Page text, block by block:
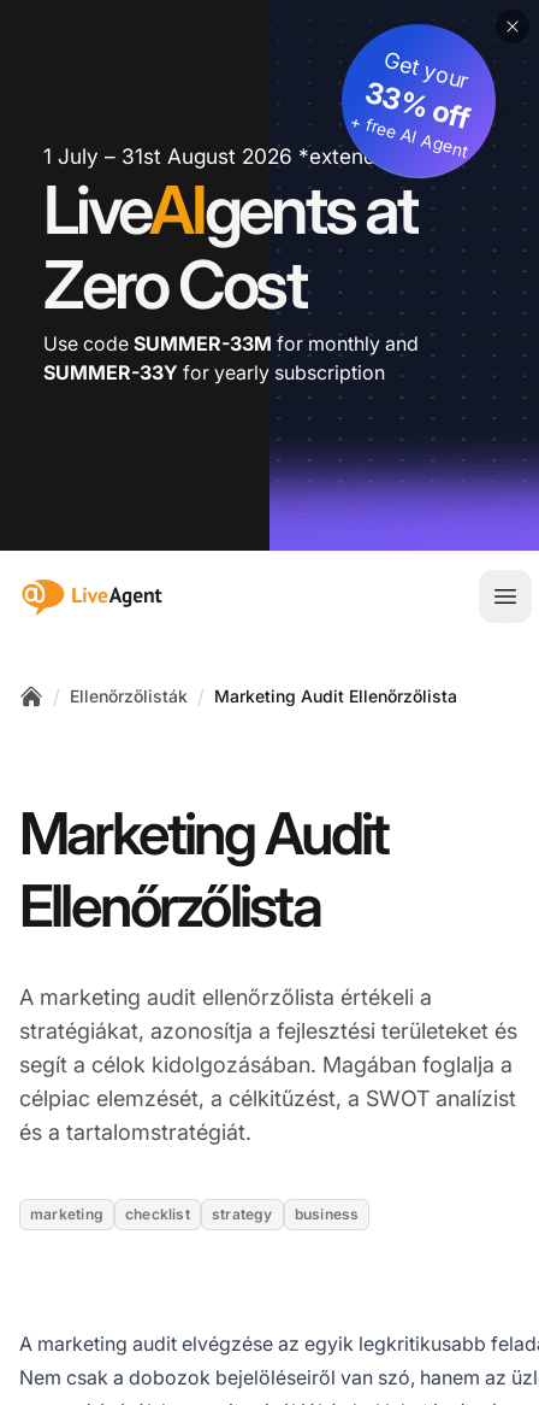
1 July – 31st August 2026 *extended
LiveAIgents at
Zero Cost
Get your
33% off
+ free AI Agent
Use code SUMMER-33M for monthly and
SUMMER-33Y for yearly subscription
:site.title
/ Ellenőrzőlisták / Marketing Audit Ellenőrzőlista
Marketing Audit
Ellenőrzőlista
A marketing audit ellenőrzőlista értékeli a
stratégiákat, azonosítja a fejlesztési területeket és
segít a célok kidolgozásában. Magában foglalja a
célpiac elemzését, a célkitűzést, a SWOT analízist
és a tartalomstratégiát.
marketing checklist strategy business
A marketing audit elvégzése az egyik legkritikusabb
Nem csak a dobozok bejelöléseiről van szó, hanem az